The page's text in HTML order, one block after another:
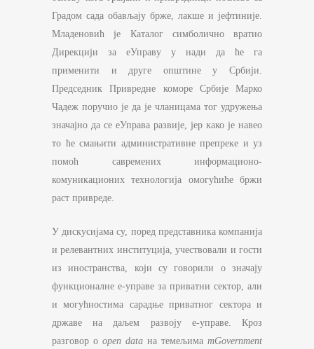
Градом сада обављају брже, лакше и јефтиније.
Младеновић је Каталог симболично вратио
Дирекцији за еУправу у нади да ће га
применити и друге општине у Србији.
Председник Привредне коморе Србије Марко
Чадеж поручио је да је чланицама тог удружења
значајно да се еУправа развије, јер како је навео
то ће смањити административне препреке и уз
помоћ савремених информационо-
комуникационих технологија омогућиће бржи
раст привреде.
У дискусијама су, поред представника компанија
и релевантних институција, учествовали и гости
из иностранства, који су говорили о значају
функционалне е-управе за приватни сектор, али
и могућностима сарадње приватног сектора и
државе на даљем развоју е-управе. Кроз
разговор о open data на темељима mGovernment